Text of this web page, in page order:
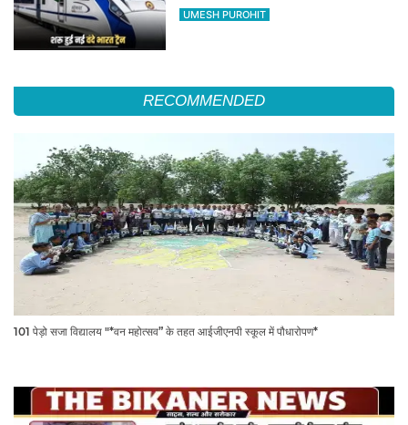
का सफर होगा आसान, देखें पूरा रूटमैप
UMESH PUROHIT
RECOMMENDED
101 पेड़ो सजा विद्यालय "*वन महोत्सव” के तहत आईजीएनपी स्कूल में पौधारोपण*